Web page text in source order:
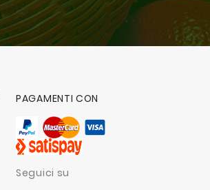
PAGAMENTI CON
Seguici su